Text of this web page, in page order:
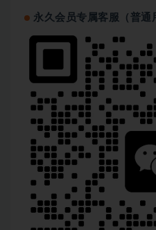
永久会员专属客服（普通